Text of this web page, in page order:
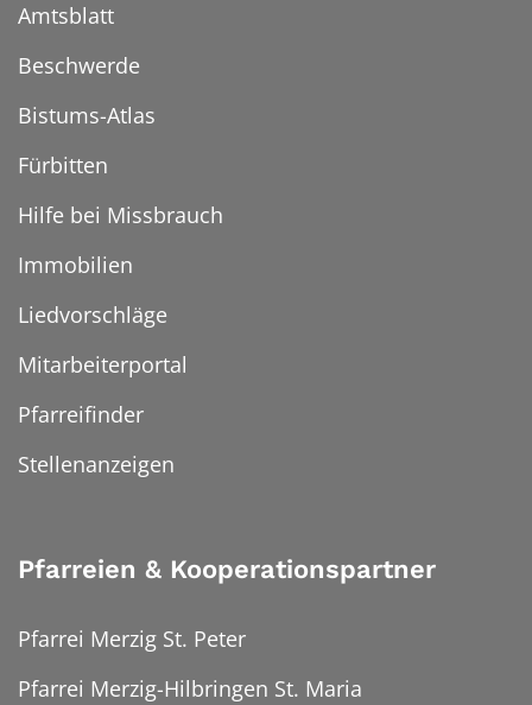
Amtsblatt
Beschwerde
Bistums-Atlas
Fürbitten
Hilfe bei Missbrauch
Immobilien
Liedvorschläge
Mitarbeiterportal
Pfarreifinder
Stellenanzeigen
Pfarreien & Kooperationspartner
Pfarrei Merzig St. Peter
Pfarrei Merzig-Hilbringen St. Maria